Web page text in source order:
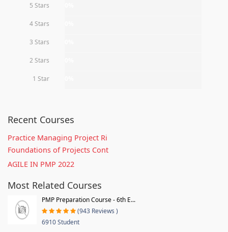
5 Stars
4 Stars
3 Stars
2 Stars
1 Star
Recent Courses
Practice Managing Project Ri
Foundations of Projects Cont
AGILE IN PMP 2022
Most Related Courses
PMP Preparation Course - 6th E...
(943 Reviews )
6910 Student